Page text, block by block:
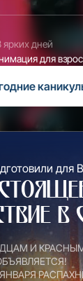
ярких дней
для
для
в
И